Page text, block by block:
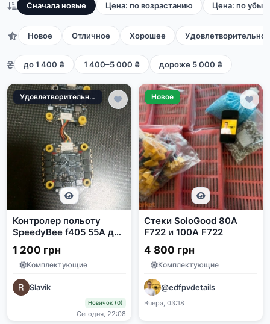
Сначала новые Цена: по возрастанию Цена: по
Новое Отличное Хорошее Удовлетворительное
до 1 400 ₴ 1 400–5 000 ₴ дороже 5 000 ₴
Удовлетворительное
Контролер польоту
SpeedyBee f405 55A для
дрона
1 200 грн
Комплектующие
Slavik
Новичок (0)
Сегодня, 22:08
Новое
Стеки SoloGood 80A
F722 и 100A F722
4 800 грн
Комплектующие
@edfpvdetails
Вчера, 03:18